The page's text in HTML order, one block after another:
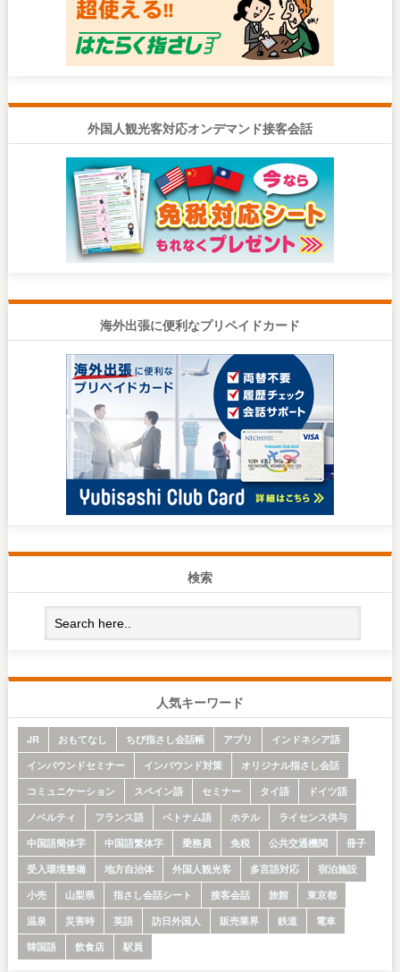
外国人観光客対応オンデマンド接客会話
海外出張に便利なプリペイドカード
検索
人気キーワード
JR おもてなし ちび指さし会話帳 アプリ
インドネシア語
インバウンドセミナー
インバウンド対策
オリジナル指さし会話
コミュニケーション
スペイン語 セミナー タイ語
ドイツ語
ノベルティ
フランス語 ベトナム語 ホテル
ライセンス供与
中国語簡体字
中国語繁体字 乗務員 免税 公共交通機関
冊子
受入環境整備
地方自治体 外国人観光客 多言語対応
宿泊施設
小売
山梨県 指さし会話シート 接客会話 旅館
東京都
温泉
災害時 英語 訪日外国人 販売業界 鉄道
電車
韓国語
飲食店 駅員